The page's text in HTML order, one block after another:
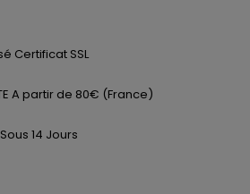
Certificat SSL
A partir de 80€ (France)
14 Jours